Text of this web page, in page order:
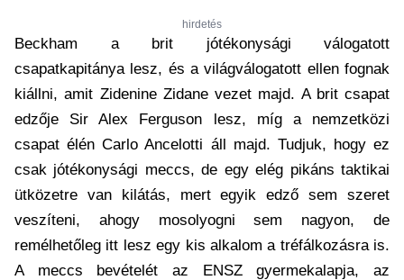
hirdetés
Beckham a brit jótékonysági válogatott
csapatkapitánya lesz, és a világválogatott ellen fognak
kiállni, amit Zidenine Zidane vezet majd. A brit csapat
edzője Sir Alex Ferguson lesz, míg a nemzetközi
csapat élén Carlo Ancelotti áll majd. Tudjuk, hogy ez
csak jótékonysági meccs, de egy elég pikáns taktikai
ütközetre van kilátás, mert egyik edző sem szeret
veszíteni, ahogy mosolyogni sem nagyon, de
remélhetőleg itt lesz egy kis alkalom a tréfálkozásra is.
A meccs bevételét az ENSZ gyermekalapja, az